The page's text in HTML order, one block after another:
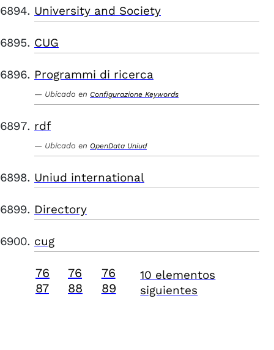
University and Society
CUG
Programmi di ricerca
Ubicado en Configurazione Keywords
rdf
Ubicado en OpenData Uniud
Uniud international
Directory
cug
76
87
76
88
76
89
10 elementos
siguientes